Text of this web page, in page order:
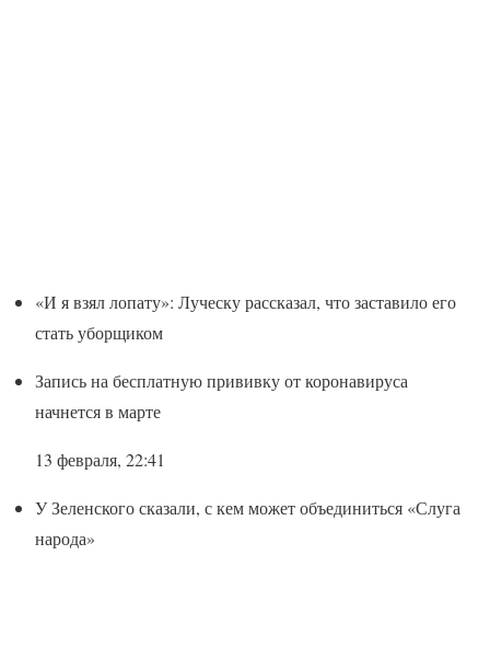
«И я взял лопату»: Луческу рассказал, что заставило его
стать уборщиком
Запись на бесплатную прививку от коронавируса
начнется в марте
13 февраля, 22:41
У Зеленского сказали, с кем может объединиться «Слуга
народа»